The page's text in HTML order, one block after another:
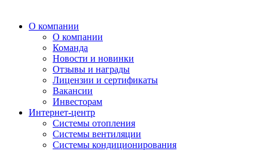
О компании
О компании
Команда
Новости и новинки
Отзывы и награды
Лицензии и сертификаты
Вакансии
Инвесторам
Интернет-центр
Системы отопления
Системы вентиляции
Системы кондиционирования